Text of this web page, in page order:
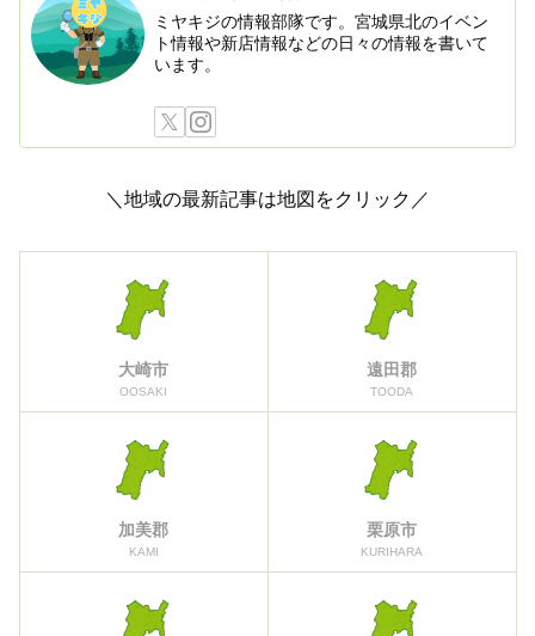
ミヤキジの情報部隊です。宮城県北のイベン
ト情報や新店情報などの日々の情報を書いて
います。
＼地域の最新記事は地図をクリック／
大崎市
OOSAKI
遠田郡
TOODA
加美郡
KAMI
栗原市
KURIHARA